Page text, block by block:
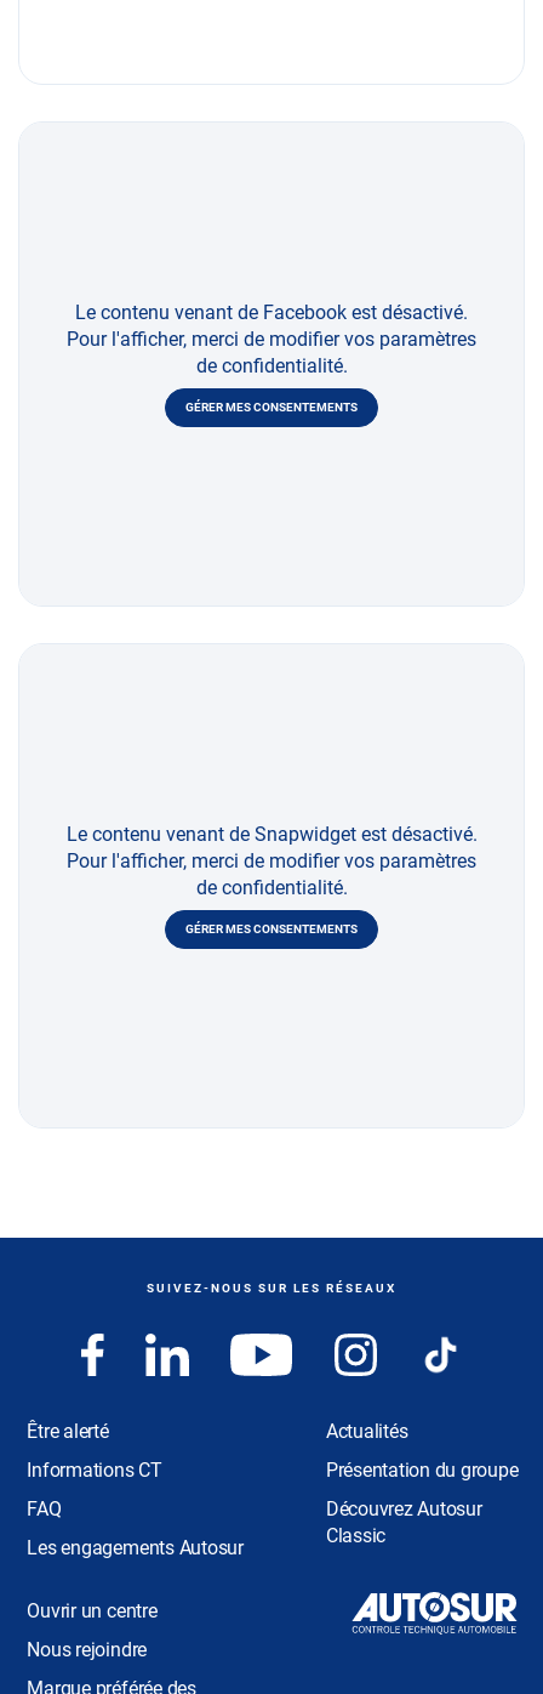
Le contenu venant de Facebook est désactivé.
Pour l'afficher, merci de modifier vos paramètres
de confidentialité.
GÉRER MES CONSENTEMENTS
Le contenu venant de Snapwidget est désactivé.
Pour l'afficher, merci de modifier vos paramètres
de confidentialité.
GÉRER MES CONSENTEMENTS
SUIVEZ-NOUS SUR LES RÉSEAUX
Être alerté
Informations CT
FAQ
Les engagements Autosur
Actualités
Présentation du groupe
Découvrez Autosur
Classic
Ouvrir un centre
Nous rejoindre
Marque préférée des